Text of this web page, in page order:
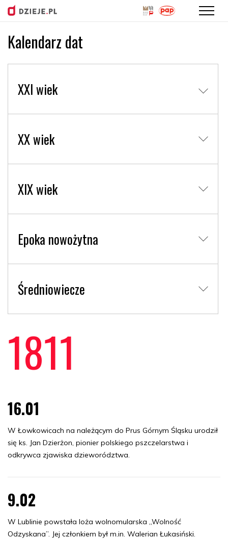
Kalendarz dat
1811
16.01
W Łowkowicach na należącym do Prus Górnym Śląsku urodził
się ks. Jan Dzierżon, pionier polskiego pszczelarstwa i
odkrywca zjawiska dzieworództwa.
9.02
W Lublinie powstała loża wolnomularska „Wolność
Odzyskana”. Jej członkiem był m.in. Walerian Łukasiński.
XXI wiek
XX wiek
XIX wiek
Epoka nowożytna
Średniowiecze